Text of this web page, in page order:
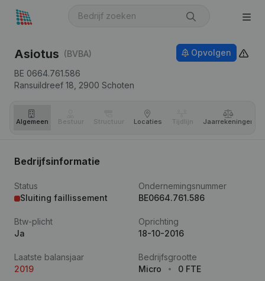
Asiotus (BVBA)
BE 0664.761.586
Ransuildreef 18, 2900 Schoten
Opvolgen
Algemeen Bestuur Structuur Locaties Tijdlijn Jaar­rekeningen
Bedrijfsinformatie
Status
Sluiting faillissement
Ondernemingsnummer
BE0664.761.586
Btw-plicht
Ja
Oprichting
18-10-2016
Laatste balansjaar
2019
Bedrijfsgrootte
Micro
0 FTE